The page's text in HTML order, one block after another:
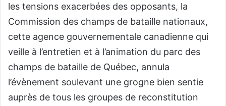
les tensions exacerbées des opposants, la
Commission des champs de bataille nationaux,
cette agence gouvernementale canadienne qui
veille à l’entretien et à l’animation du parc des
champs de bataille de Québec, annula
l’évènement soulevant une grogne bien sentie
auprès de tous les groupes de reconstitution